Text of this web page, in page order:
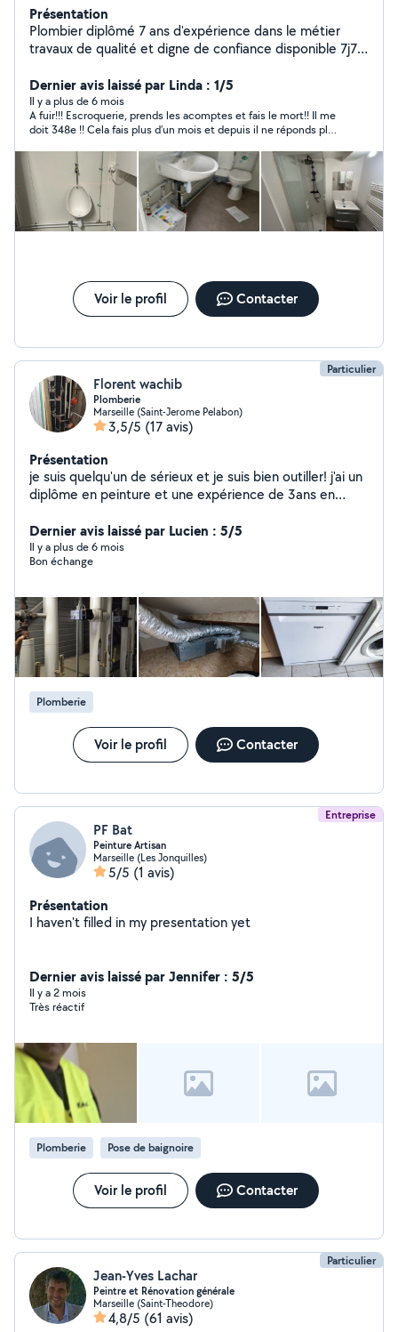
Présentation
Plombier diplômé 7 ans d'expérience dans le métier
travaux de qualité et digne de confiance disponible 7j7
rapide et efficace pour tout travaux de plomberie en
dépannage/urgence/rénovation n'hésitez pas à me
contacter
Dernier avis laissé par Linda : 1/5
Il y a plus de 6 mois
A fuir!!! Escroquerie, prends les acomptes et fais le mort!! Il me
doit 348e !! Cela fais plus d’un mois et depuis il ne réponds plus
Voir le profil Contacter
Particulier
Florent wachib
Plomberie
Marseille (Saint-Jerome Pelabon)
3,5/5 (17 avis)
Présentation
je suis quelqu'un de sérieux et je suis bien outiller! j'ai un
diplôme en peinture et une expérience de 3ans en
bien le montage de meuble et bricolage! Je reste à
votre disposition merci d'avan
Dernier avis laissé par Lucien : 5/5
Il y a plus de 6 mois
Bon échange
Plomberie
Voir le profil Contacter
Entreprise
PF Bat
Peinture Artisan
Marseille (Les Jonquilles)
5/5 (1 avis)
Présentation
I haven't filled in my presentation yet
Dernier avis laissé par Jennifer : 5/5
Il y a 2 mois
Très réactif
Plomberie Pose de baignoire
Voir le profil Contacter
Particulier
Jean-Yves Lachar
Peintre et Rénovation générale
Marseille (Saint-Theodore)
4,8/5 (61 avis)